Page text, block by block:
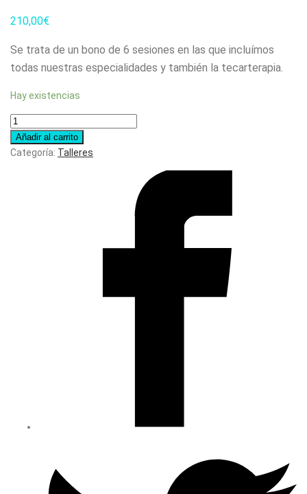
210,00€
Se trata de un bono de 6 sesiones en las que incluímos
todas nuestras especialidades y también la tecarterapia.
Hay existencias
Bono
Premium
para
Añadir al carrito
Categoría: Talleres